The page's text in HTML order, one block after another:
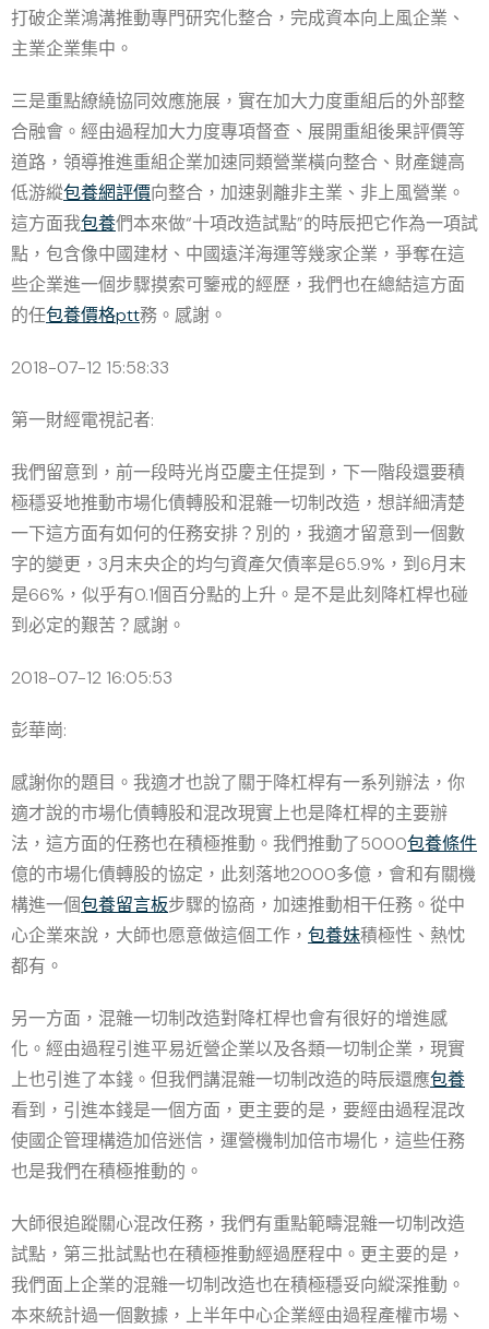
打破企業鴻溝推動專門研究化整合，完成資本向上風企業、
主業企業集中。
三是重點繚繞協同效應施展，實在加大力度重組后的外部整
合融會。經由過程加大力度專項督查、展開重組後果評價等
道路，領導推進重組企業加速同類營業橫向整合、財產鏈高
低游縱包養網評價向整合，加速剝離非主業、非上風營業。
這方面我包養們本來做“十項改造試點”的時辰把它作為一項試
點，包含像中國建材、中國遠洋海運等幾家企業，爭奪在這
些企業進一個步驟摸索可鑒戒的經歷，我們也在總結這方面
的任包養價格ptt務。感謝。
2018-07-12 15:58:33
第一財經電視記者:
我們留意到，前一段時光肖亞慶主任提到，下一階段還要積
極穩妥地推動市場化債轉股和混雜一切制改造，想詳細清楚
一下這方面有如何的任務安排？別的，我適才留意到一個數
字的變更，3月末央企的均勻資產欠債率是65.9%，到6月末
是66%，似乎有0.1個百分點的上升。是不是此刻降杠桿也碰
到必定的艱苦？感謝。
2018-07-12 16:05:53
彭華崗:
感謝你的題目。我適才也說了關于降杠桿有一系列辦法，你
適才說的市場化債轉股和混改現實上也是降杠桿的主要辦
法，這方面的任務也在積極推動。我們推動了5000包養條件
億的市場化債轉股的協定，此刻落地2000多億，會和有關機
構進一個包養留言板步驟的協商，加速推動相干任務。從中
心企業來說，大師也愿意做這個工作， 包養妹積極性、熱忱
都有。
另一方面，混雜一切制改造對降杠桿也會有很好的增進感
化。經由過程引進平易近營企業以及各類一切制企業，現實
上也引進了本錢。但我們講混雜一切制改造的時辰還應包養
看到，引進本錢是一個方面，更主要的是，要經由過程混改
使國企管理構造加倍迷信，運營機制加倍市場化，這些任務
也是我們在積極推動的。
大師很追蹤關心混改任務，我們有重點範疇混雜一切制改造
試點，第三批試點也在積極推動經過歷程中。更主要的是，
我們面上企業的混雜一切制改造也在積極穩妥向縱深推動。
本來統計過一個數據，上半年中心企業經由過程產權市場、